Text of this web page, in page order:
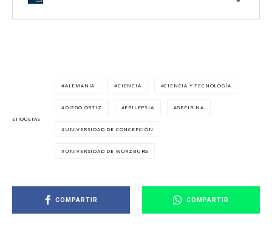
ETIQUETAS
ALEMANIA CIENCIA CIENCIA Y TECNOLOGÍA
DIEGO ORTIZ EPILEPSIA GEFIRINA
UNIVERSIDAD DE CONCEPCIÓN
UNIVERSIDAD DE WÜRZBURG
COMPARTIR COMPARTIR